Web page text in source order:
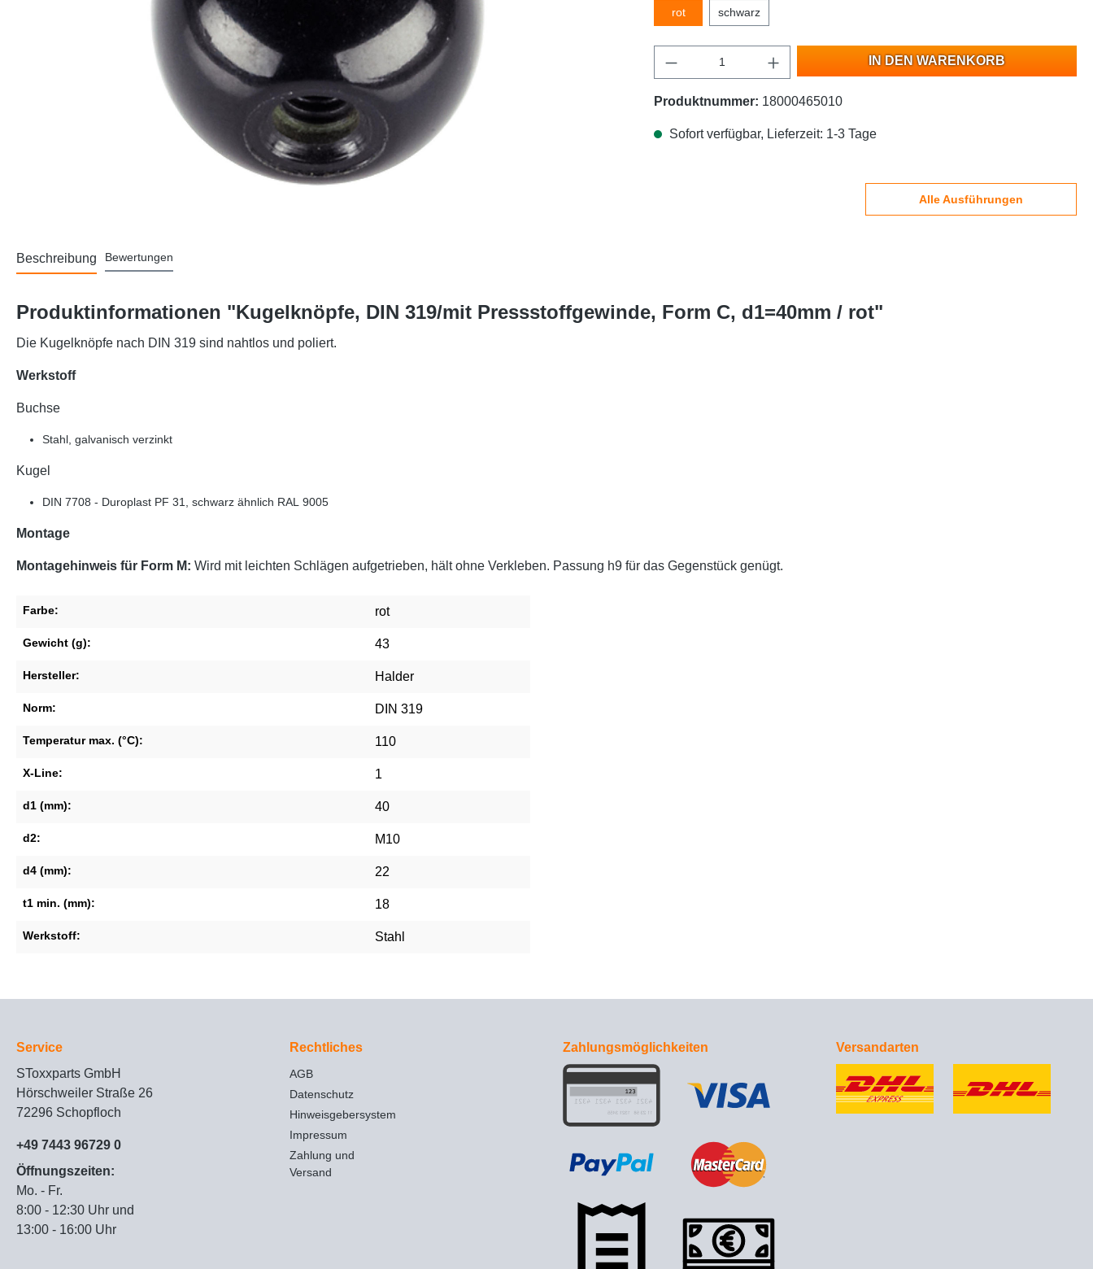
rot schwarz
IN DEN WARENKORB
Produktnummer: 18000465010
Sofort verfügbar, Lieferzeit: 1-3 Tage
Alle Ausführungen
Beschreibung Bewertungen
Produktinformationen "Kugelknöpfe, DIN 319/mit Pressstoffgewinde, Form C, d1=40mm / rot"
Die Kugelknöpfe nach DIN 319 sind nahtlos und poliert.
Werkstoff
Buchse
Stahl, galvanisch verzinkt
Kugel
DIN 7708 - Duroplast PF 31, schwarz ähnlich RAL 9005
Montage
Montagehinweis für Form M: Wird mit leichten Schlägen aufgetrieben, hält ohne Verkleben. Passung h9 für das Gegenstück genügt.
Farbe: rot
Gewicht (g): 43
Hersteller: Halder
Norm: DIN 319
Temperatur max. (°C): 110
X-Line: 1
d1 (mm): 40
d2: M10
d4 (mm): 22
t1 min. (mm): 18
Werkstoff: Stahl
Service
SToxxparts GmbH
Hörschweiler Straße 26
72296 Schopfloch
+49 7443 96729 0
Öffnungszeiten:
Mo. - Fr.
8:00 - 12:30 Uhr und
13:00 - 16:00 Uhr
Rechtliches
AGB
Datenschutz
Hinweisgebersystem
Impressum
Zahlung und
Versand
Zahlungsmöglichkeiten Versandarten